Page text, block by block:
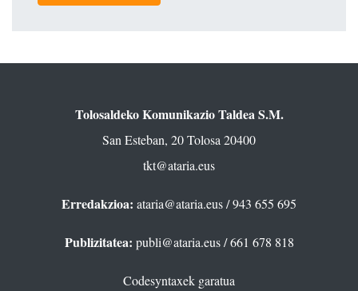
Tolosaldeko Komunikazio Taldea S.M.
San Esteban, 20 Tolosa 20400
tkt@ataria.eus
Erredakzioa: ataria@ataria.eus/ 943 655 695
Publizitatea: publi@ataria.eus/ 661 678 818
Codesyntaxek garatua